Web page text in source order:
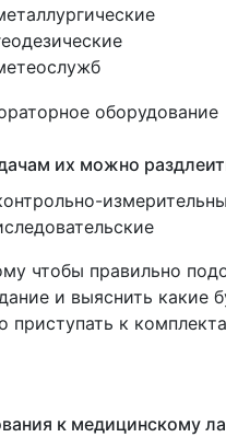
их можно
чтобы правильно
и выяснить какие
приступать к
к медицинскому